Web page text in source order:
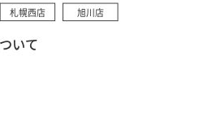
札幌西店 旭川店
いて